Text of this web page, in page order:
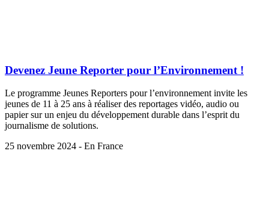
Devenez Jeune Reporter pour l’Environnement !
Le programme Jeunes Reporters pour l’environnement invite les
jeunes de 11 à 25 ans à réaliser des reportages vidéo, audio ou
papier sur un enjeu du développement durable dans l’esprit du
journalisme de solutions.
25 novembre 2024 - En France